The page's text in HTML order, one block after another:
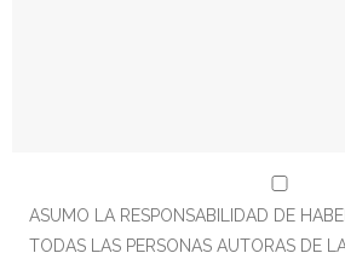
ASUMO LA RESPONSABILIDAD DE
TODAS LAS PERSONAS AUTORAS DE